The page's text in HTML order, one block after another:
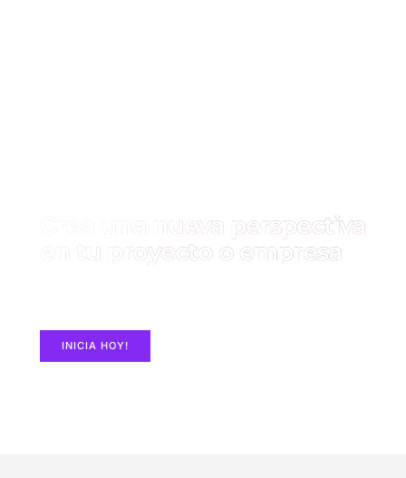
Crea una nueva perspectiva
en tu proyecto o empresa
INICIA HOY!